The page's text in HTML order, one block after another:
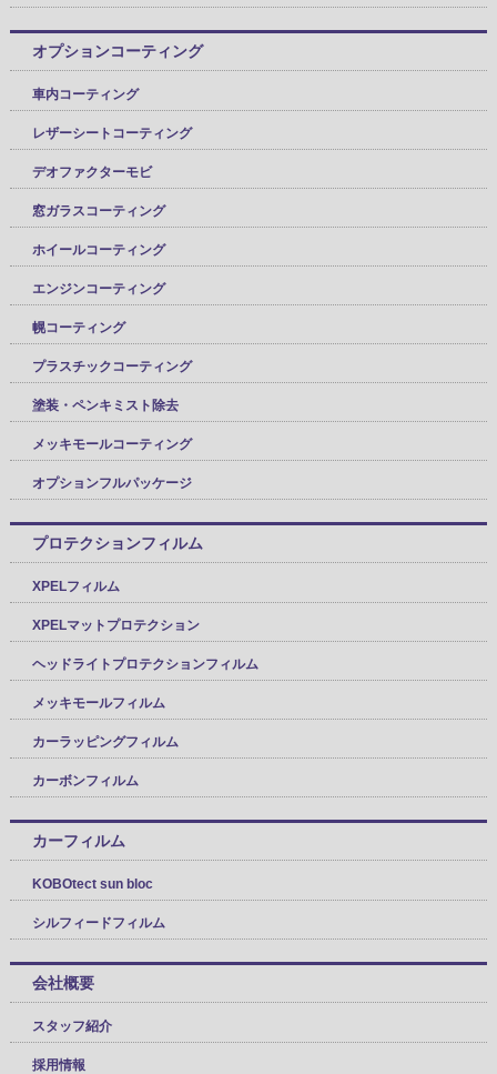
オプションコーティング
車内コーティング
レザーシートコーティング
デオファクターモビ
窓ガラスコーティング
ホイールコーティング
エンジンコーティング
幌コーティング
プラスチックコーティング
塗装・ペンキミスト除去
メッキモールコーティング
オプションフルパッケージ
プロテクションフィルム
XPELフィルム
XPELマットプロテクション
ヘッドライトプロテクションフィルム
メッキモールフィルム
カーラッピングフィルム
カーボンフィルム
カーフィルム
KOBOtect sun bloc
シルフィードフィルム
会社概要
スタッフ紹介
採用情報